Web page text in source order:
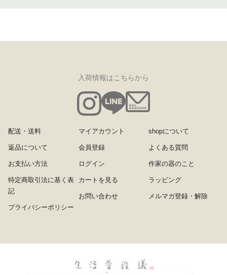
入荷情報はこちらから
配送・送料
返品について
お支払い方法
特定商取引法に基く表
記
プライバシーポリシー
マイアカウント
会員登録
ログイン
カートを見る
お問い合わせ
shopについて
よくある質問
作家の器のこと
ラッピング
メルマガ登録・解除